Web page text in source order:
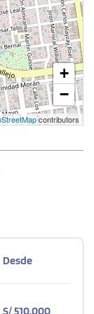
+
−
contributors
Desde
S/ 510,000